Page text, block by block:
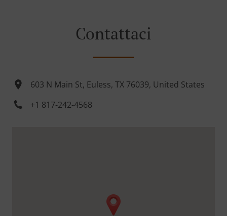
Contattaci
603 N Main St, Euless, TX 76039, United States
+1 817-242-4568